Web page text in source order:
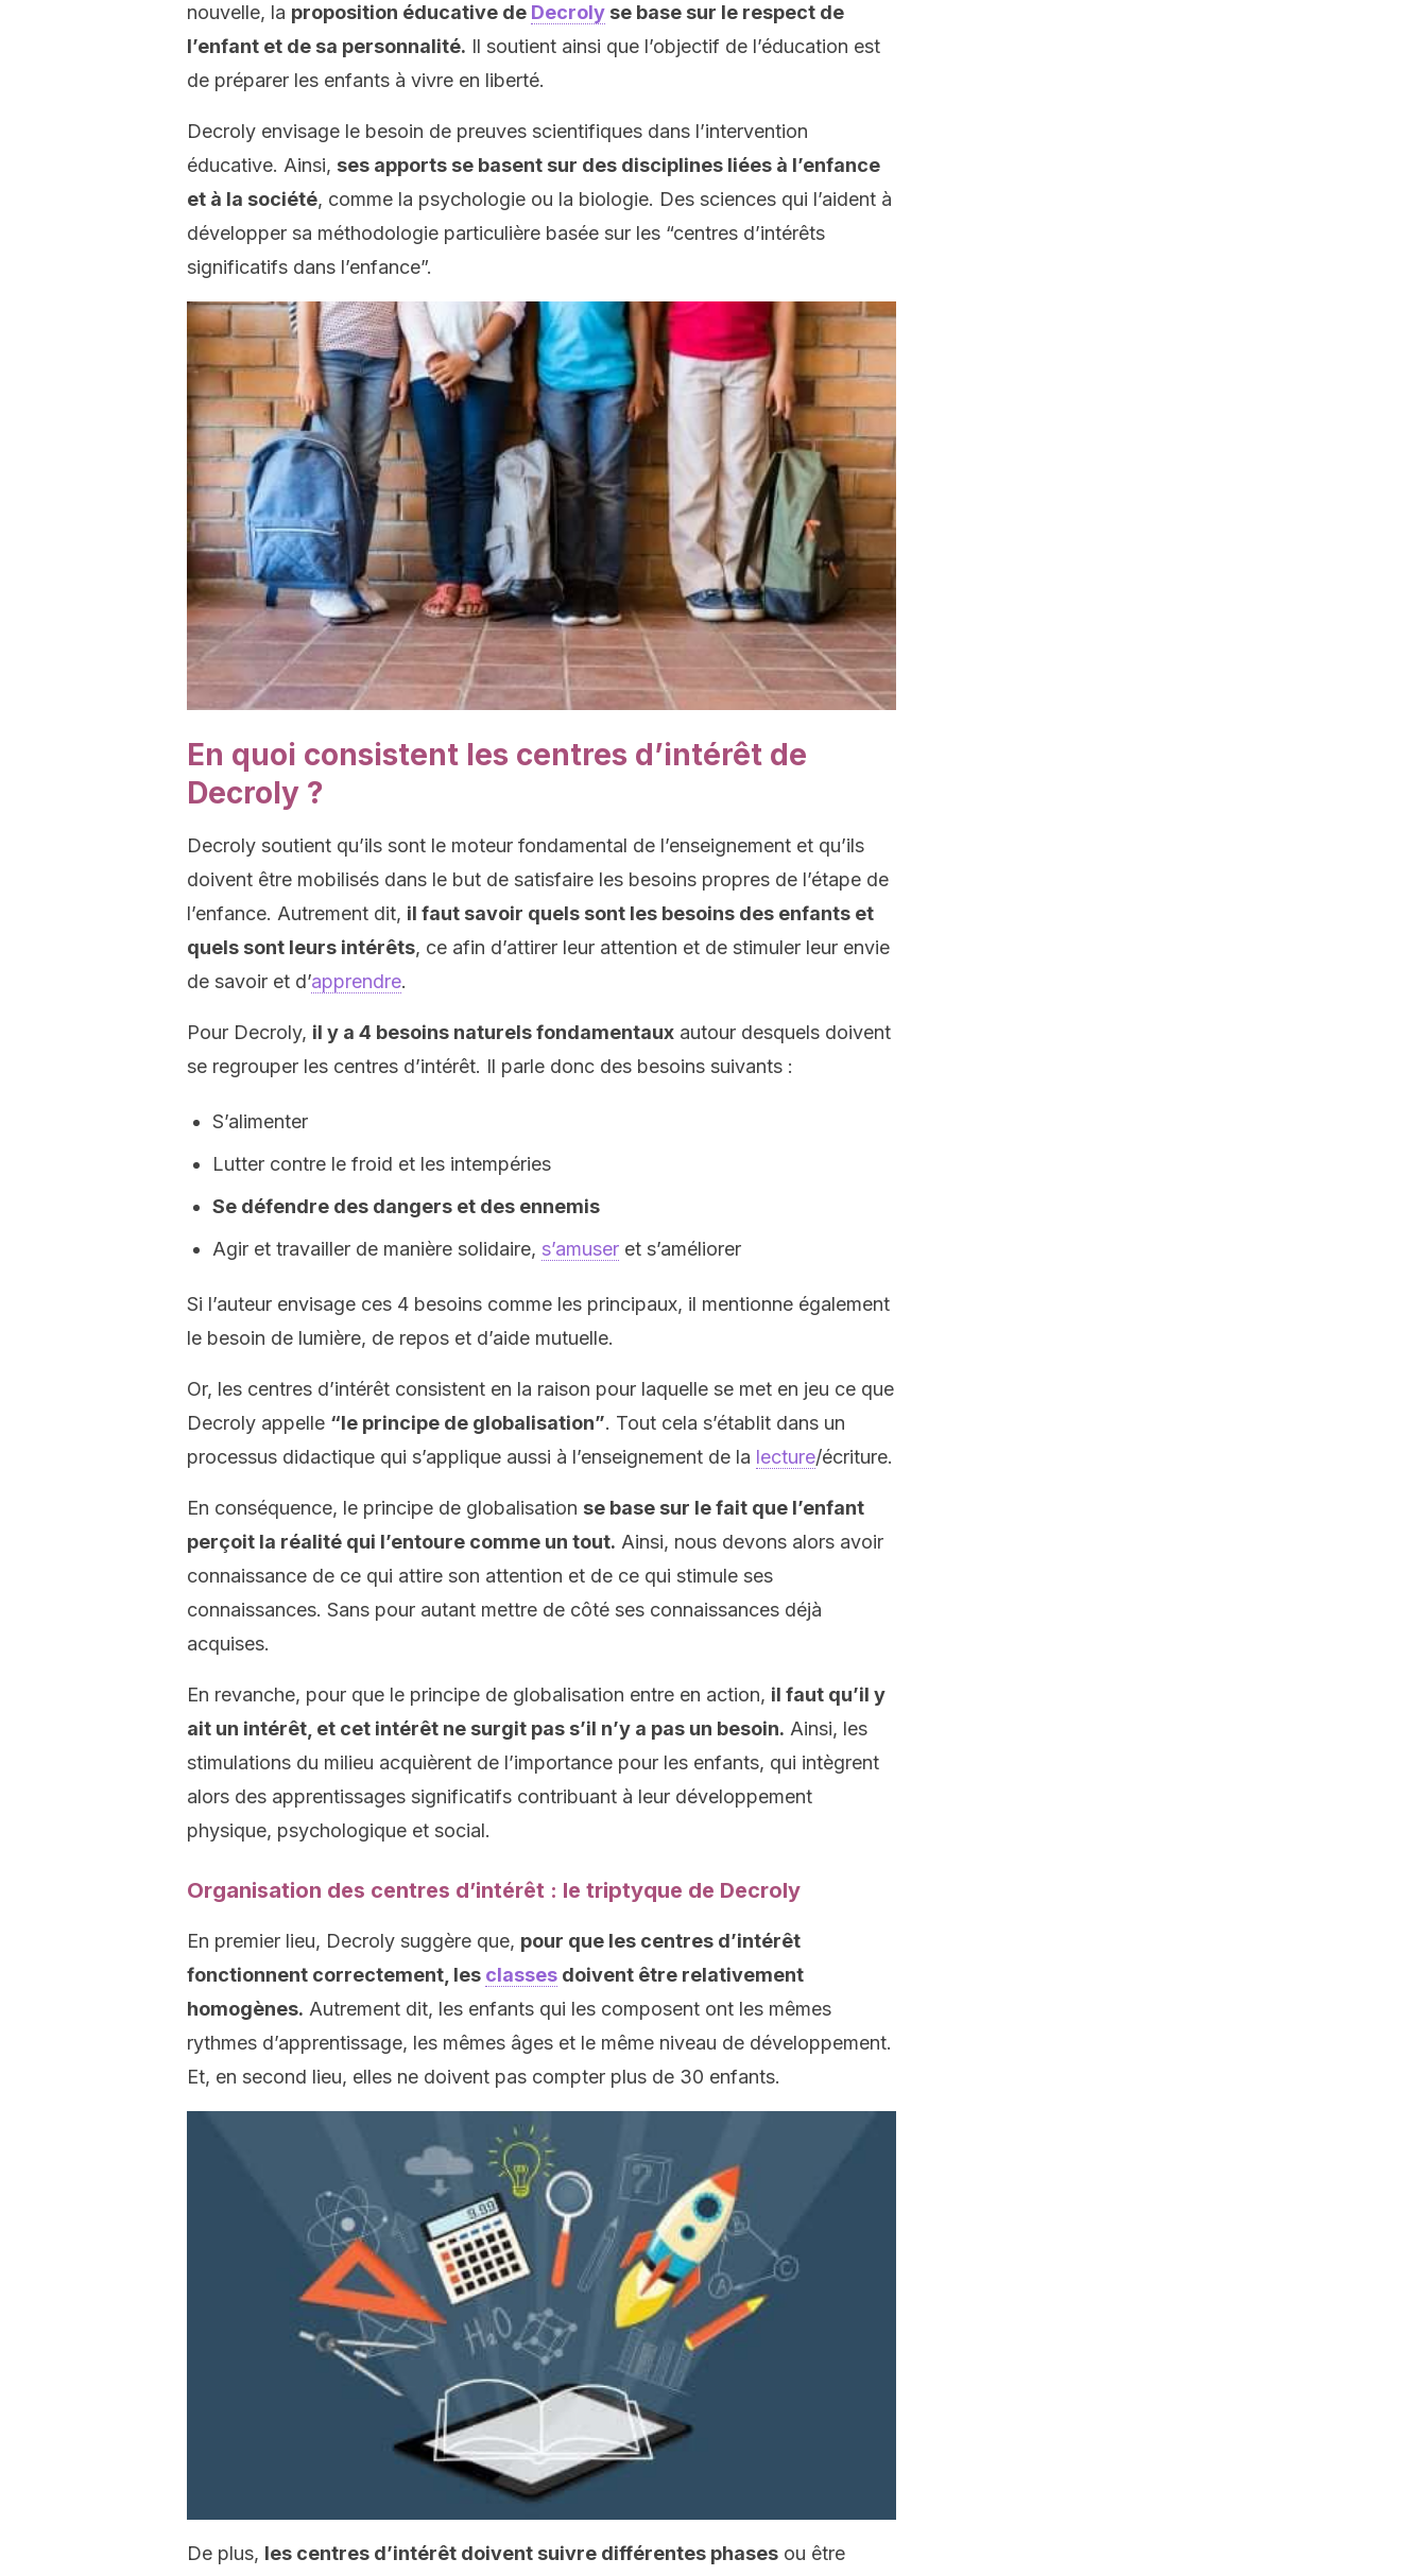
nouvelle, la proposition éducative de Decroly se base sur le respect de
l’enfant et de sa personnalité. Il soutient ainsi que l’objectif de l’éducation est
de préparer les enfants à vivre en liberté.
Decroly envisage le besoin de preuves scientifiques dans l’intervention
éducative. Ainsi, ses apports se basent sur des disciplines liées à l’enfance
et à la société, comme la psychologie ou la biologie. Des sciences qui l’aident à
développer sa méthodologie particulière basée sur les “centres d’intérêts
significatifs dans l’enfance”.
En quoi consistent les centres d’intérêt de
Decroly ?
Decroly soutient qu’ils sont le moteur fondamental de l’enseignement et qu’ils
doivent être mobilisés dans le but de satisfaire les besoins propres de l’étape de
l’enfance. Autrement dit, il faut savoir quels sont les besoins des enfants et
quels sont leurs intérêts, ce afin d’attirer leur attention et de stimuler leur envie
de savoir et d’apprendre.
Pour Decroly, il y a 4 besoins naturels fondamentaux autour desquels doivent
se regrouper les centres d’intérêt. Il parle donc des besoins suivants :
S’alimenter
Lutter contre le froid et les intempéries
Se défendre des dangers et des ennemis
Agir et travailler de manière solidaire, s’amuser et s’améliorer
Si l’auteur envisage ces 4 besoins comme les principaux, il mentionne également
le besoin de lumière, de repos et d’aide mutuelle.
Or, les centres d’intérêt consistent en la raison pour laquelle se met en jeu ce que
Decroly appelle “le principe de globalisation”. Tout cela s’établit dans un
processus didactique qui s’applique aussi à l’enseignement de la lecture/écriture.
En conséquence, le principe de globalisation se base sur le fait que l’enfant
perçoit la réalité qui l’entoure comme un tout. Ainsi, nous devons alors avoir
connaissance de ce qui attire son attention et de ce qui stimule ses
connaissances. Sans pour autant mettre de côté ses connaissances déjà
acquises.
En revanche, pour que le principe de globalisation entre en action, il faut qu’il y
ait un intérêt, et cet intérêt ne surgit pas s’il n’y a pas un besoin. Ainsi, les
stimulations du milieu acquièrent de l’importance pour les enfants, qui intègrent
alors des apprentissages significatifs contribuant à leur développement
physique, psychologique et social.
Organisation des centres d’intérêt : le triptyque de Decroly
En premier lieu, Decroly suggère que, pour que les centres d’intérêt
fonctionnent correctement, les classes doivent être relativement
homogènes. Autrement dit, les enfants qui les composent ont les mêmes
rythmes d’apprentissage, les mêmes âges et le même niveau de développement.
Et, en second lieu, elles ne doivent pas compter plus de 30 enfants.
De plus, les centres d’intérêt doivent suivre différentes phases ou être